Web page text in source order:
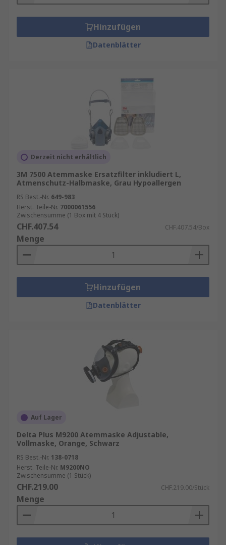
Hinzufügen
Datenblätter
Derzeit nicht erhältlich
3M 7500 Atemmaske Ersatzfilter inkludiert L,
Atmenschutz-Halbmaske, Grau Hypoallergen
RS Best.-Nr. 649-983
Herst. Teile-Nr. 7000061556
Zwischensumme (1 Box mit 4 Stück)
CHF.407.54 CHF.407.54/Box
Menge
Hinzufügen
Datenblätter
Auf Lager
Delta Plus M9200 Atemmaske Adjustable,
Vollmaske, Orange, Schwarz
RS Best.-Nr. 138-0718
Herst. Teile-Nr. M9200NO
Zwischensumme (1 Stück)
CHF.219.00 CHF.219.00/Stück
Menge